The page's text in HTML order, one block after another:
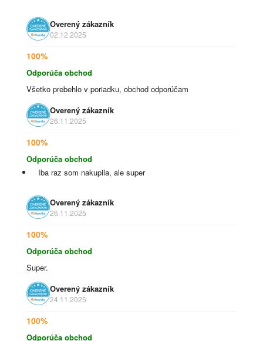
Overený zákazník
02.12.2025
100%
Odporúča obchod
Všetko prebehlo v poriadku, obchod odporúčam
Overený zákazník
26.11.2025
100%
Odporúča obchod
Iba raz som nakupila, ale super
Overený zákazník
26.11.2025
100%
Odporúča obchod
Super.
Overený zákazník
24.11.2025
100%
Odporúča obchod